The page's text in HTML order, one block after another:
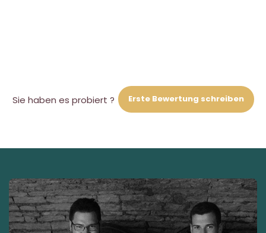
Sie haben es probiert ? Erste Bewertung schreiben